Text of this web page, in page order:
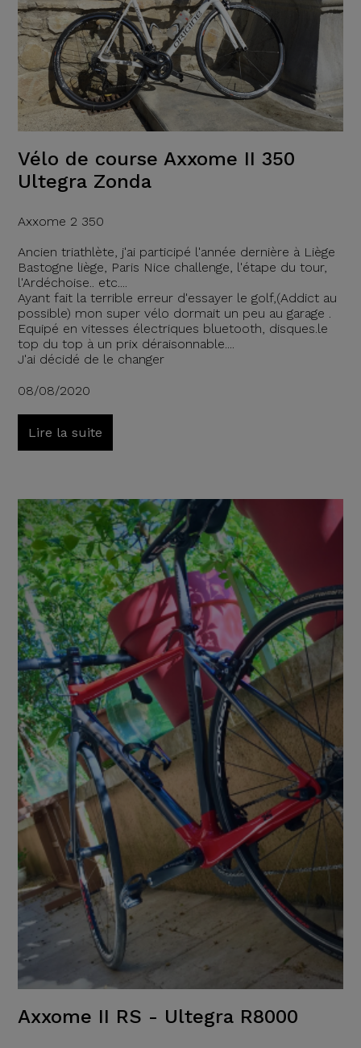
Vélo de course Axxome II 350
Ultegra Zonda
Axxome 2 350
Ancien triathlète, j'ai participé l'année dernière à Liège
Bastogne liège, Paris Nice challenge, l'étape du tour,
l'Ardéchoise.. etc....
Ayant fait la terrible erreur d'essayer le golf,(Addict au
possible) mon super vélo dormait un peu au garage .
Equipé en vitesses électriques bluetooth, disques.le
top du top à un prix déraisonnable....
J'ai décidé de le changer
08/08/2020
Lire la suite
Axxome II RS - Ultegra R8000